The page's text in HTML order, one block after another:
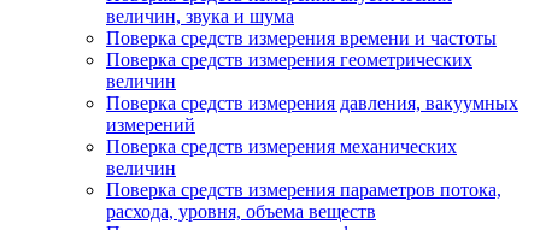
величин, звука и шума
Поверка средств измерения времени и частоты
Поверка средств измерения геометрических
величин
Поверка средств измерения давления, вакуумных
измерений
Поверка средств измерения механических
величин
Поверка средств измерения параметров потока,
расхода, уровня, объема веществ